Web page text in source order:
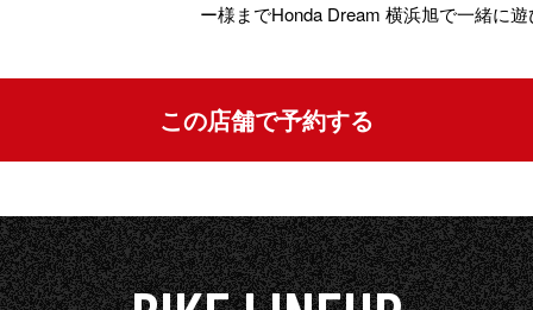
ー様までHonda Dream 横浜旭で一緒に
この店舗で予約する